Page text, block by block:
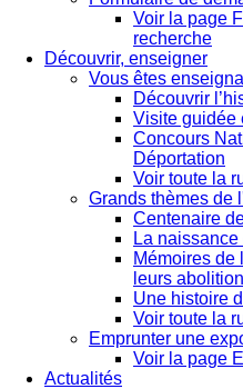
Voir la page
recherche
Découvrir, enseigner
Vous êtes
Découvrir
Visite guidée
Concours
Déportation
Voir toute la
Grands thèmes de
Centenaire
La
Mémoires de
leurs
Une histoire
Voir toute la
Emprunter une
Voir la page
Actualités